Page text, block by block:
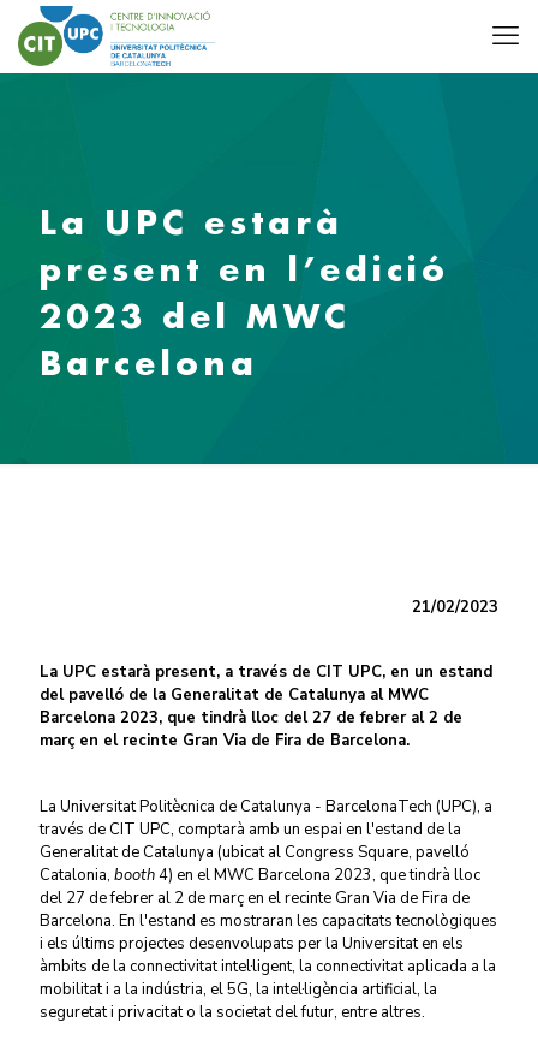
La UPC estarà
present en l’edició
2023 del MWC
Barcelona
21/02/2023
La UPC estarà present, a través de CIT UPC, en un estand
del pavelló de la Generalitat de Catalunya al MWC
Barcelona 2023, que tindrà lloc del 27 de febrer al 2 de
març en el recinte Gran Via de Fira de Barcelona.
La Universitat Politècnica de Catalunya - BarcelonaTech (UPC), a
través de CIT UPC, comptarà amb un espai en l'estand de la
Generalitat de Catalunya (ubicat al Congress Square, pavelló
Catalonia, booth4) en el MWC Barcelona 2023, que tindrà lloc
del 27 de febrer al 2 de març en el recinte Gran Via de Fira de
Barcelona. En l'estand es mostraran les capacitats tecnològiques
i els últims projectes desenvolupats per la Universitat en els
àmbits de la connectivitat intel·ligent, la connectivitat aplicada a la
mobilitat i a la indústria, el 5G, la intel·ligència artificial, la
seguretat i privacitat o la societat del futur, entre altres.